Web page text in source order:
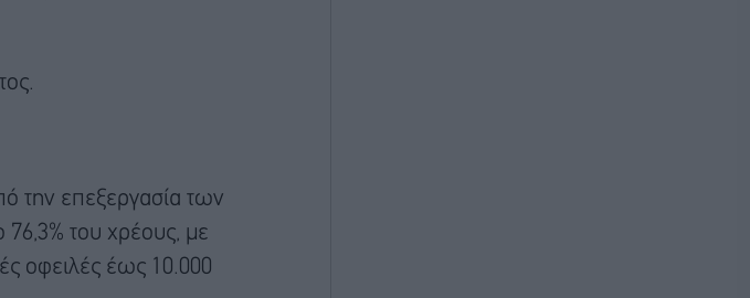
την επεξεργασία των
76,3% του χρέους, με
οφειλές έως 10.000